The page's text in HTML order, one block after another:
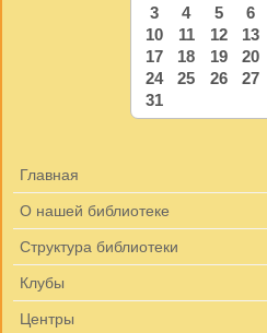
3
4 5 6
10
11 12 13
17
18 19 20
24
25 26 27
31
Главная
О нашей библиотеке
Структура библиотеки
Клубы
Центры